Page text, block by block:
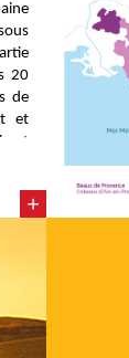
20
de
et
+